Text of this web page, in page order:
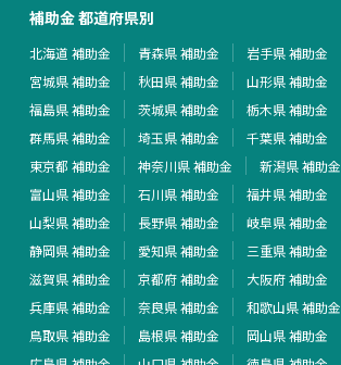
補助金 都道府県別
北海道 補助金 青森県 補助金
岩手県 補助金
宮城県 補助金
秋田県 補助金
山形県 補助金
福島県 補助金
茨城県 補助金
栃木県 補助金
群馬県 補助金
埼玉県 補助金
千葉県 補助金
東京都 補助金
神奈川県 補助金
新潟県 補助金
富山県 補助金
石川県 補助金
福井県 補助金
山梨県 補助金
長野県 補助金
岐阜県 補助金
静岡県 補助金
愛知県 補助金
三重県 補助金
滋賀県 補助金
京都府 補助金
大阪府 補助金
兵庫県 補助金
奈良県 補助金
和歌山県 補助金
鳥取県 補助金
島根県 補助金
岡山県 補助金